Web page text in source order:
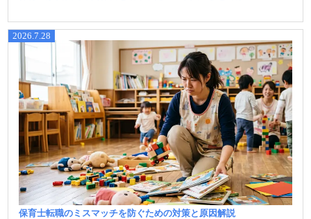
2026.7.28
保育士転職のミスマッチを防ぐための対策と原因解説